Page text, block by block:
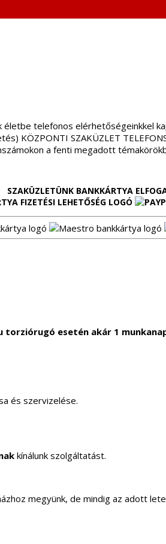
telefonos elérhetőségeinkkel
KÖZPONTI SZAKÜZLET
a fenti megadott
SZAKÜZLETÜNK BANKKÁRTYA
torziórugó esetén akár 1
és szervizelése.
kínálunk szolgáltatást.
megyünk, de mindig az adott